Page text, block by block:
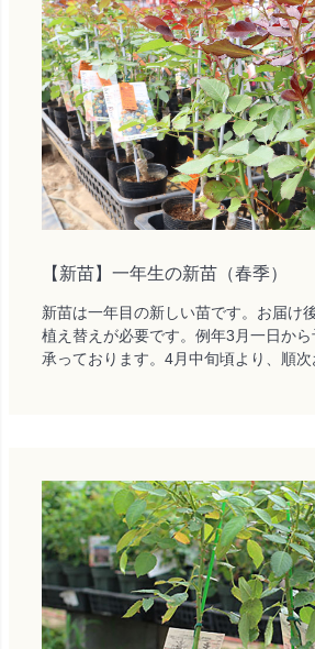
【新苗】一年生の新苗（春季）
新苗は一年目の新しい苗です。お届け
植え替えが必要です。例年3月一日か
承っております。4月中旬頃より、順次